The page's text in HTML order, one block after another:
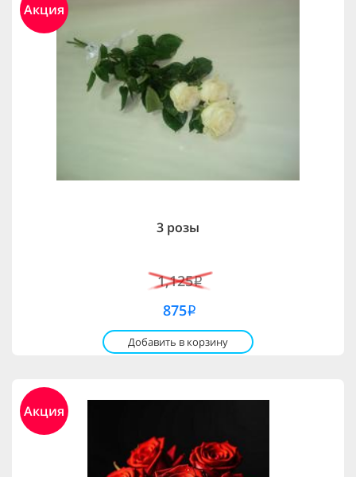
Акция
3 розы
1,125i
875i
Добавить в корзину
Акция